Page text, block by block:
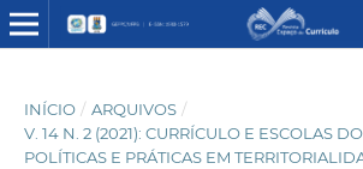
INÍCIO / ARQUIVOS /
V. 14 N. 2 (2021): CURRÍCULO E ESCOLAS
POLÍTICAS E PRÁTICAS EM